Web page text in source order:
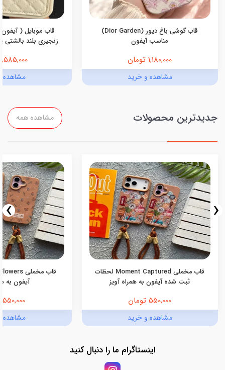
قاب گوشی باغ دیور (Dior Garden)
مناسب آیفون
1,180,000 تومان
مشاهده و خرید
قاب موبایل (
زنجیری بلند بالشتی
1,585,000 تومان
مشاهده
جدیدترین محصولات مشاهده همه
قاب مخملی Moment Captured لحظات
ثبت شده آیفون به همراه آویز
550,000 تومان
مشاهده و خرید
آیفون به
550,000 تومان
مشاهده
‹
›
اینستاگرام ما را دنبال کنید